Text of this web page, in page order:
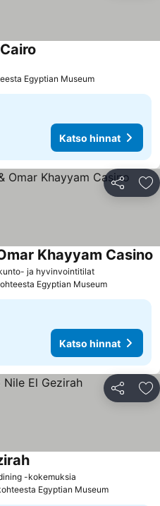
Egyptian Museum
Katso hinnat
Jaa
ja hyvinvointitilat
Khayyam Casino
Egyptian Museum
Katso hinnat
Jaa
-kokemuksia
Egyptian Museum